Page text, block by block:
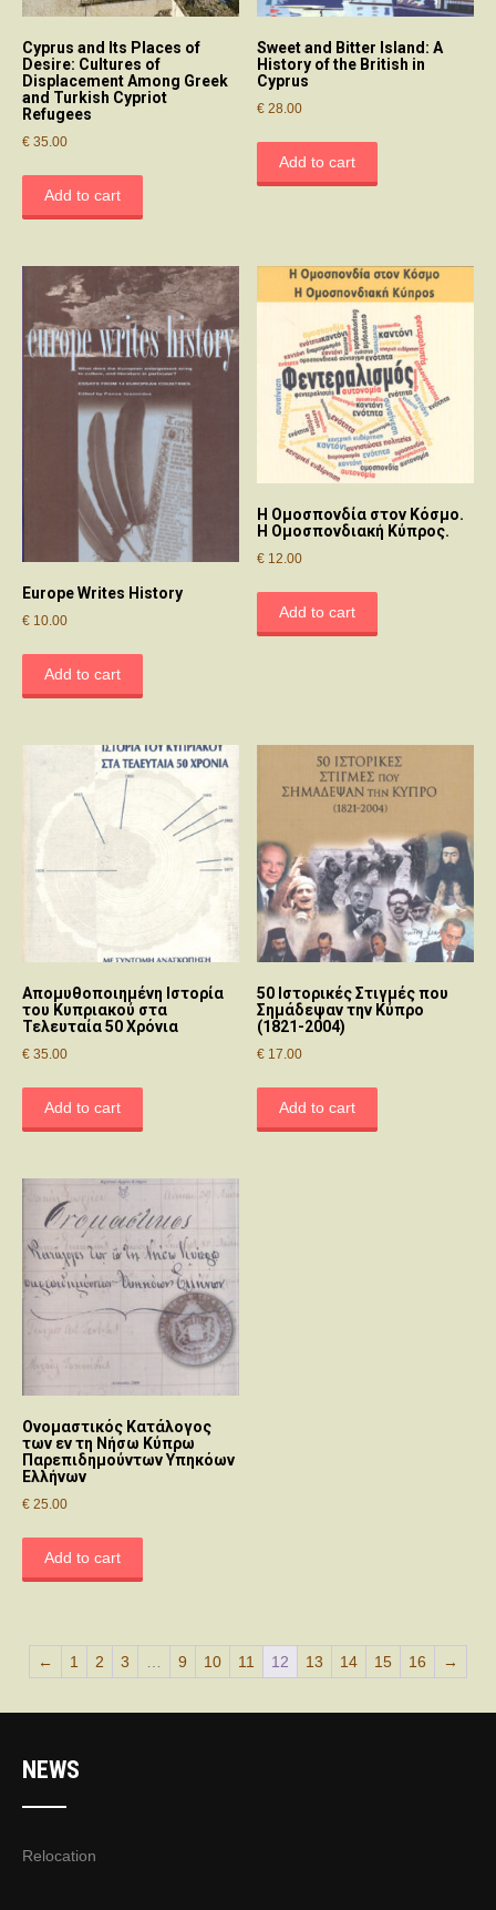
Cyprus and Its Places of
Desire: Cultures of
Displacement Among Greek
and Turkish Cypriot
Refugees
€ 35.00
Add to cart
Sweet and Bitter Island: A
History of the British in
Cyprus
€ 28.00
Add to cart
Europe Writes History
€ 10.00
Add to cart
Η Ομοσπονδία στον Κόσμο.
Η Ομοσπονδιακή Κύπρος.
€ 12.00
Add to cart
Απομυθοποιημένη Ιστορία
του Κυπριακού στα
Τελευταία 50 Χρόνια
€ 35.00
Add to cart
50 Ιστορικές Στιγμές που
Σημάδεψαν την Κύπρο
(1821-2004)
€ 17.00
Add to cart
Ονομαστικός Κατάλογος
των εν τη Νήσω Κύπρω
Παρεπιδημούντων Υπηκόων
Ελλήνων
€ 25.00
Add to cart
← 1 2 3 9 10 11 12 13 14 15 16 →
NEWS
Relocation